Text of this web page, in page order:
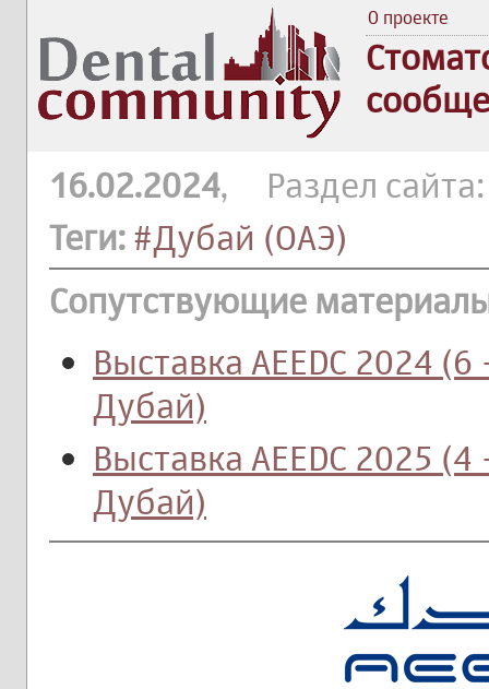
О проекте
16.02.2024, Раздел
Теги: #Дубай (ОАЭ)
Сопутствующие
Выставка AEEDC 2024
Дубай)
Выставка AEEDC 2025
Дубай)